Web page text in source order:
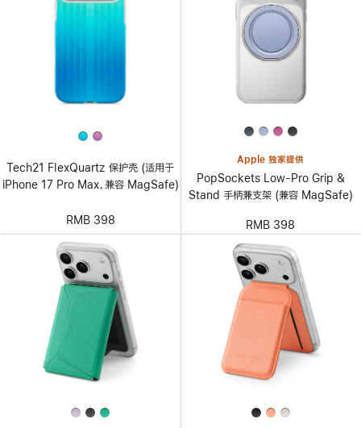
Tech21 FlexQuartz 保护壳 (适用于
iPhone 17 Pro Max，兼容 MagSafe)
RMB 398
Apple 独家提供
PopSockets Low-Pro Grip &
Stand 手柄兼支架 (兼容 MagSafe)
RMB 398